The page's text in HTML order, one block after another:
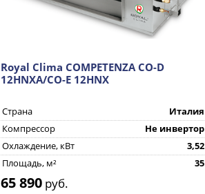
Royal Clima COMPETENZA CO-D
12HNXA/CO-E 12HNX
Страна
Италия
Компрессор
Не инвертор
Охлаждение, кВт
3,52
Площадь, м²
35
65 890 руб.